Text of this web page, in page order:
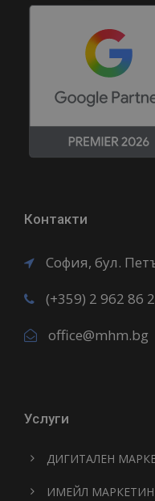
Контакти
София, бул.
(+359) 2 962 86
office@mhm.bg
Услуги
ДИГИТАЛЕН
ИМЕЙЛ